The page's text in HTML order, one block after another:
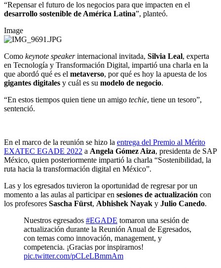
“Repensar el futuro de los negocios para que impacten en el
desarrollo sostenible de América Latina”, planteó.
Image
Como keynote speakerinternacional invitada, Silvia Leal, experta
en Tecnología y Transformación Digital, impartió una charla en la
que abordó qué es el metaverso, por qué es hoy la apuesta de los
gigantes digitales y cuál es su modelo de negocio.
“En estos tiempos quien tiene un amigo techie, tiene un tesoro”,
sentenció.
En el marco de la reunión se hizo la entrega del Premio al Mérito
EXATEC EGADE 2022 a Angela Gómez Aiza, presidenta de SAP
México, quien posteriormente impartió la charla “Sostenibilidad, la
ruta hacia la transformación digital en México”.
Las y los egresados tuvieron la oportunidad de regresar por un
momento a las aulas al participar en sesiones de actualización con
los profesores Sascha Fürst, Abhishek Nayak y Julio Canedo.
Nuestros egresados #EGADE tomaron una sesión de
actualización durante la Reunión Anual de Egresados,
con temas como innovación, management, y
competencia. ¡Gracias por inspirarnos!
pic.twitter.com/pCLeLBmmAm